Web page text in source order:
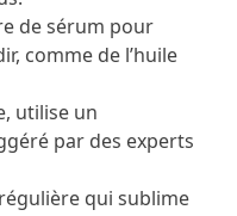
de sérum pour
comme de l’huile
utilise un
par des experts
qui sublime